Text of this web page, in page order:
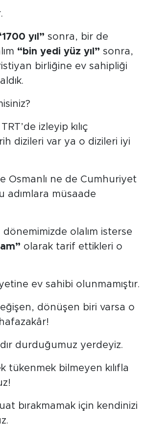
yıl” sonra, bir de
“bin yedi yüz yıl” sonra,
birliğine ev sahipliği
izleyip kılıç
dizileri var ya o dizileri iyi
Osmanlı ne de Cumhuriyet
adımlara müsaade
olalım isterse
olarak tarif ettikleri o
ev sahibi olunmamıştır.
dönüşen biri varsa o
durduğumuz yerdeyiz.
tükenmek bilmeyen kılıfla
bırakmamak için kendinizi